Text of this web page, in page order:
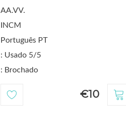
AA.VV.
INCM
Português PT
: Usado 5/5
: Brochado
€10